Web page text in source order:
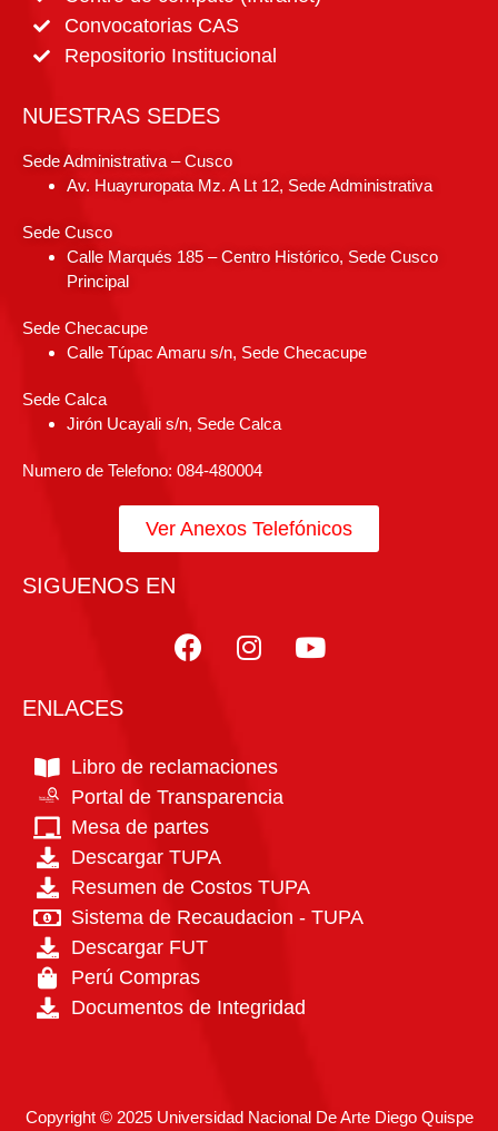
Convocatorias CAS
Repositorio Institucional
NUESTRAS SEDES
Sede Administrativa – Cusco
Av. Huayruropata Mz. A Lt 12, Sede Administrativa
Sede Cusco
Calle Marqués 185 – Centro Histórico, Sede Cusco
Principal
Sede Checacupe
Calle Túpac Amaru s/n, Sede Checacupe
Sede Calca
Jirón Ucayali s/n, Sede Calca
Numero de Telefono: 084-480004
Ver Anexos Telefónicos
SIGUENOS EN
ENLACES
Libro de reclamaciones
Portal de
estandar
Portal de Transparencia
Mesa de partes
Descargar TUPA
Resumen de Costos TUPA
Sistema de Recaudacion - TUPA
Descargar FUT
Perú Compras
Documentos de Integridad
Copyright © 2025 Universidad Nacional De Arte Diego Quispe